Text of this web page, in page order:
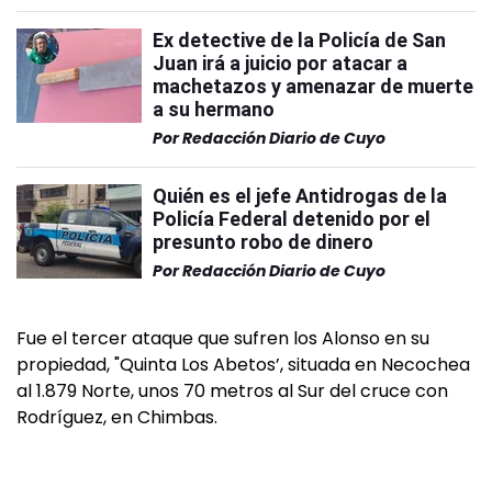
Ex detective de la Policía de San
Juan irá a juicio por atacar a
machetazos y amenazar de muerte
a su hermano
PorRedacción Diario de Cuyo
Quién es el jefe Antidrogas de la
Policía Federal detenido por el
presunto robo de dinero
PorRedacción Diario de Cuyo
Fue el tercer ataque que sufren los Alonso en su
propiedad, "Quinta Los Abetos’, situada en Necochea
al 1.879 Norte, unos 70 metros al Sur del cruce con
Rodríguez, en Chimbas.